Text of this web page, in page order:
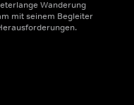
Wanderung
mit seinem Begleiter